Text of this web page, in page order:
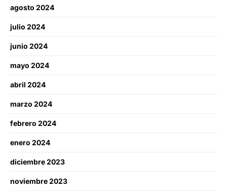
agosto 2024
julio 2024
junio 2024
mayo 2024
abril 2024
marzo 2024
febrero 2024
enero 2024
diciembre 2023
noviembre 2023